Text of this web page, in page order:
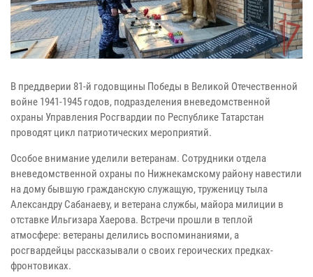
В преддверии 81-й годовщины Победы в Великой Отечественной
войне 1941-1945 годов, подразделения вневедомственной
охраны Управления Росгвардии по Республике Татарстан
проводят цикл патриотических мероприятий.
Особое внимание уделили ветеранам. Сотрудники отдела
вневедомственной охраны по Нижнекамскому району навестили
на дому бывшую гражданскую служащую, труженицу тыла
Александру Сабанаеву, и ветерана службы, майора милиции в
отставке Ильгизара Хаерова. Встречи прошли в теплой
атмосфере: ветераны делились воспоминаниями, а
росгвардейцы рассказывали о своих героических предках-
фронтовиках.